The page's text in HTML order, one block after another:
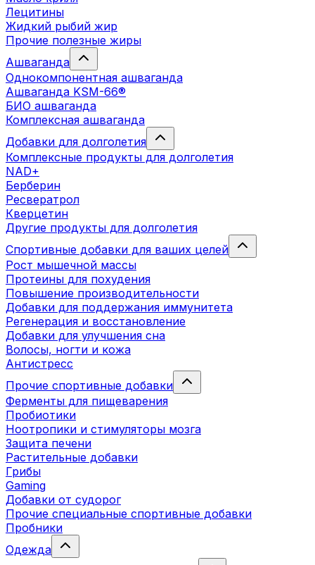
Лецитины
Жидкий рыбий жир
Прочие полезные жиры
Ашваганда
Однокомпонентная ашваганда
Ашваганда KSM-66®
БИО ашваганда
Комплексная ашваганда
Добавки для долголетия
Комплексные продукты для долголетия
NAD+
Берберин
Ресвератрол
Кверцетин
Другие продукты для долголетия
Спортивные добавки для ваших целей
Рост мышечной массы
Протеины для похудения
Повышение производительности
Добавки для поддержания иммунитета
Регенерация и восстановление
Добавки для улучшения сна
Волосы, ногти и кожа
Антистресс
Прочие спортивные добавки
Ферменты для пищеварения
Пробиотики
Ноотропики и стимуляторы мозга
Защита печени
Растительные добавки
Грибы
Gaming
Добавки от судорог
Прочие специальные спортивные добавки
Пробники
Одежда